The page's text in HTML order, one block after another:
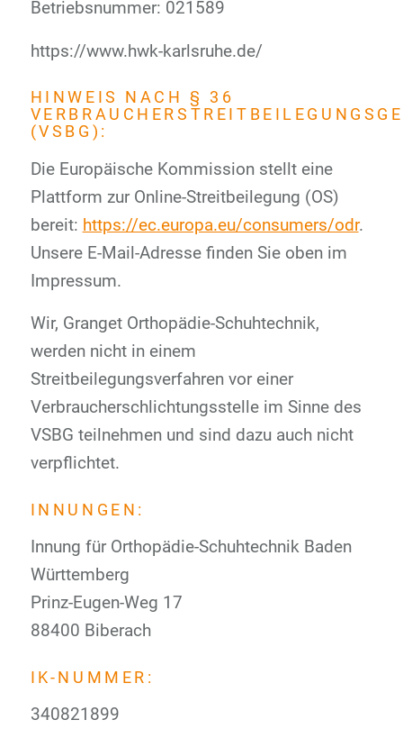
Betriebsnummer: 021589
https://www.hwk-karlsruhe.de/
HINWEIS NACH § 36
(VSBG):
Die Europäische Kommission stellt eine
Plattform zur Online-Streitbeilegung (OS)
bereit: https://ec.europa.eu/consumers/odr.
Unsere E-Mail-Adresse finden Sie oben im
Impressum.
Wir, Granget Orthopädie-Schuhtechnik,
werden nicht in einem
Streitbeilegungsverfahren vor einer
Verbraucherschlichtungsstelle im Sinne des
VSBG teilnehmen und sind dazu auch nicht
verpflichtet.
INNUNGEN:
Innung für Orthopädie-Schuhtechnik Baden
Württemberg
Prinz-Eugen-Weg 17
88400 Biberach
IK-NUMMER:
340821899